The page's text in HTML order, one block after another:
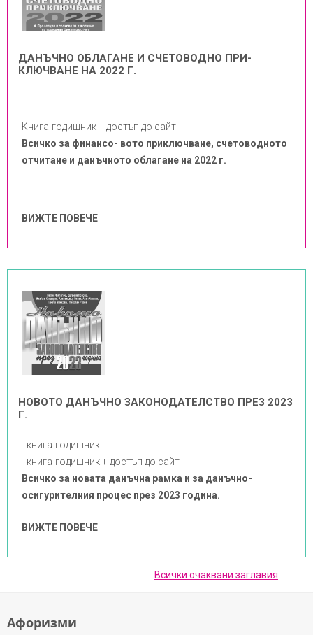
ДАНЪЧНО ОБЛАГАНЕ И СЧЕТОВОДНО ПРИ-
КЛЮЧВАНЕ НА 2022 Г.
Книга-годишник + достъп до сайт
Всичко за финансо- вото приключване, счетоводното
отчитане и данъчното облагане на 2022 г.
ВИЖТЕ ПОВЕЧЕ
НОВОТО ДАНЪЧНО ЗАКОНОДАТЕЛСТВО ПРЕЗ 2023
Г.
- книга-годишник
- книга-годишник + достъп до сайт
Всичко за новата данъчна рамка и за данъчно-
осигурителния процес през 2023 година.
ВИЖТЕ ПОВЕЧЕ
Всички очаквани заглавия
Афоризми